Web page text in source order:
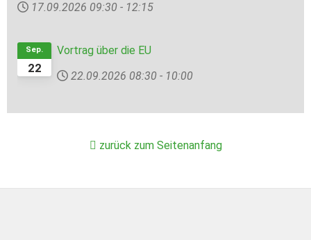
17.09.2026 09:30 - 12:15
22
Sep.
Vortrag über die EU
22.09.2026 08:30 - 10:00
zurück zum Seitenanfang